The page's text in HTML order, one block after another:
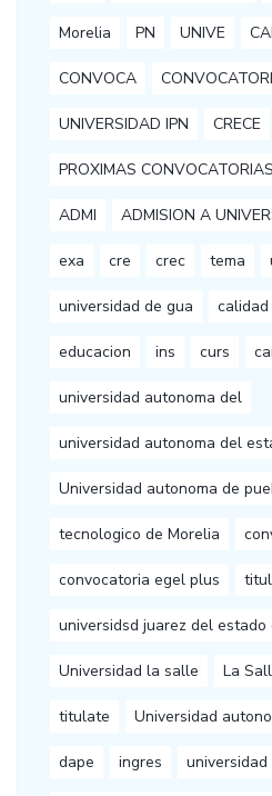
Morelia PN UNIVE
CONVOCA
UNIVERSIDAD IPN CRECE
PROXIMAS
ADMI ADMISION A
exa cre crec tema
universidad de gua
educacion ins curs
universidad autonoma del
universidad autonoma del
Universidad autonoma de
tecnologico de Morelia
convocatoria egel plus
universidsd juarez del estado
Universidad la salle La
titulate Universidad
dape ingres universidad